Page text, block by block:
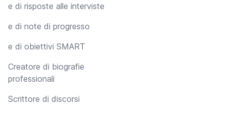
e di risposte alle interviste
e di note di progresso
e di obiettivi SMART
Creatore di biografie
professionali
Scrittore di discorsi